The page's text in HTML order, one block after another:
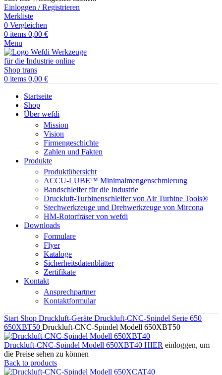
Einloggen / Registrieren
Merkliste
0 Vergleichen
0 items 0,00 €
Menu
0 items 0,00 €
Startseite
Shop
Über wefdi
Mission
Vision
Firmengeschichte
Zahlen und Fakten
Produkte
Produktübersicht
ACCU-LUBE™ Minimalmengenschmierung
Bandschleifer für die Industrie
Druckluft-Turbinenschleifer von Air Turbine Tools®
Stechwerkzeuge und Drehwerkzeuge von Mircona
HM-Rotorfräser von wefdi
Downloads
Formulare
Flyer
Kataloge
Sicherheitsdatenblätter
Zertifikate
Kontakt
Ansprechpartner
Kontaktformular
Start Shop Druckluft-Geräte Druckluft-CNC-Spindel Serie 650
650XBT50 Druckluft-CNC-Spindel Modell 650XBT50
Druckluft-CNC-Spindel Modell 650XBT40 HIER einloggen, um
die Preise sehen zu können
Back to products